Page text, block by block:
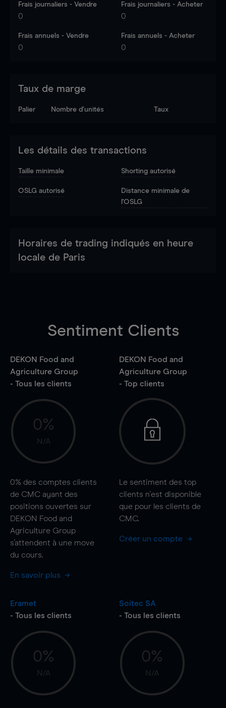
Frais journaliers - Vendre
0
Frais journaliers - Acheter
0
Frais annuels - Vendre
0
Frais annuels - Acheter
0
Taux de marge
Palier Nombre d’unités Taux
Les détails des transactions
Taille minimale Shorting autorisé
OSLG autorisé
Distance minimale de
l'OSLG
Horaires de trading indiqués en heure
locale de Paris
Sentiment Clients
DEKON Food and
Agriculture Group
- Tous les clients
0%
N/A
0% des comptes clients
de CMC ayant des
positions ouvertes sur
DEKON Food and
Agriculture Group
s'attendent à une move
du cours.
En savoir plus
DEKON Food and
Agriculture Group
- Top clients
Le sentiment des top
clients n'est disponible
que pour les clients de
CMC.
Créer un compte
Eramet
- Tous les clients
0%
N/A
Soitec SA
- Tous les clients
0%
N/A